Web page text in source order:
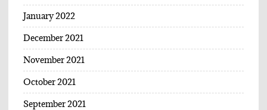
January 2022
December 2021
November 2021
October 2021
September 2021